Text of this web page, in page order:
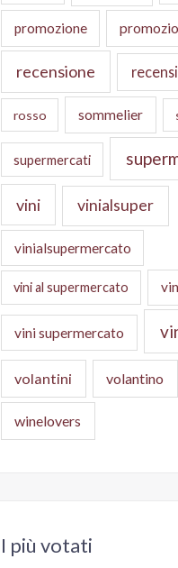
promozione
recensione
rosso sommelier
supermercati
vini vinialsuper
vinialsupermercato
vini al supermercato
vini supermercato
volantini volantino
winelovers
I più votati